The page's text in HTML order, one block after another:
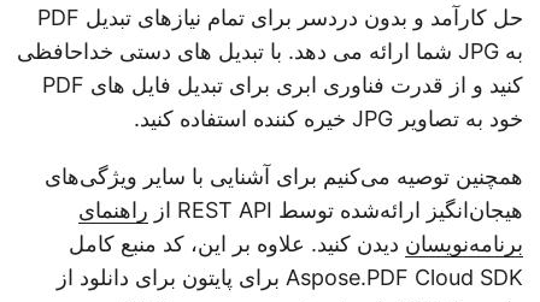
حل کارآمد و بدون دردسر برای تمام نیازهای تبدیل PDF
به JPG شما ارائه می دهد. با تبدیل های دستی خداحافظی
کنید و از قدرت فناوری ابری برای تبدیل فایل های PDF
خود به تصاویر JPG خیره کننده استفاده کنید.
همچنین توصیه می‌کنیم برای آشنایی با سایر ویژگی‌های
هیجان‌انگیز ارائه‌شده توسط REST API از
راهنمای
برنامه‌نویساندیدن کنید. علاوه بر این، کد منبع کامل
Aspose.PDF Cloud SDK برای پایتون برای دانلود از